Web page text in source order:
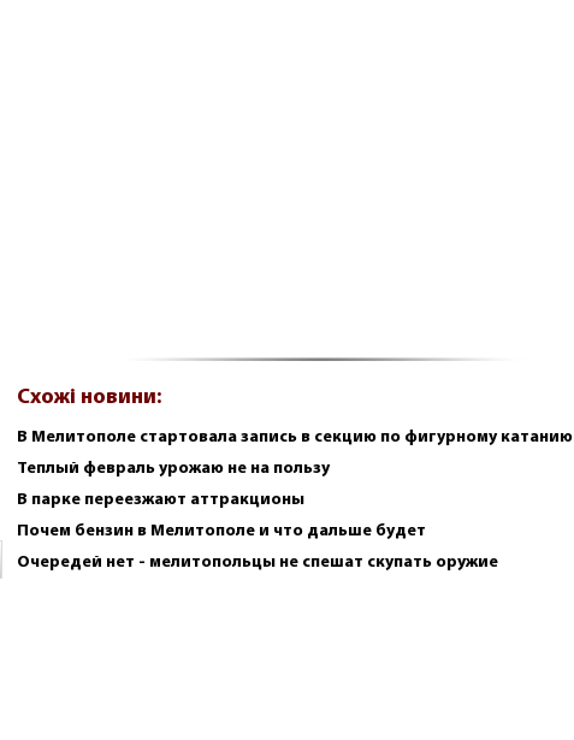
Схожі новини:
В Мелитополе стартовала запись в секцию по фигурному катанию
Теплый февраль урожаю не на пользу
В парке переезжают аттракционы
Почем бензин в Мелитополе и что дальше будет
Очередей нет - мелитопольцы не спешат скупать оружие